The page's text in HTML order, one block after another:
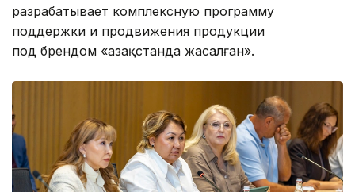
разрабатывает комплексную программу
поддержки и продвижения продукции
под брендом «Қазақстанда жасалған».